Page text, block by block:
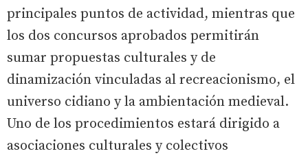
principales puntos de actividad, mientras que
los dos concursos aprobados permitirán
sumar propuestas culturales y de
dinamización vinculadas al recreacionismo, el
universo cidiano y la ambientación medieval.
Uno de los procedimientos estará dirigido a
asociaciones culturales y colectivos